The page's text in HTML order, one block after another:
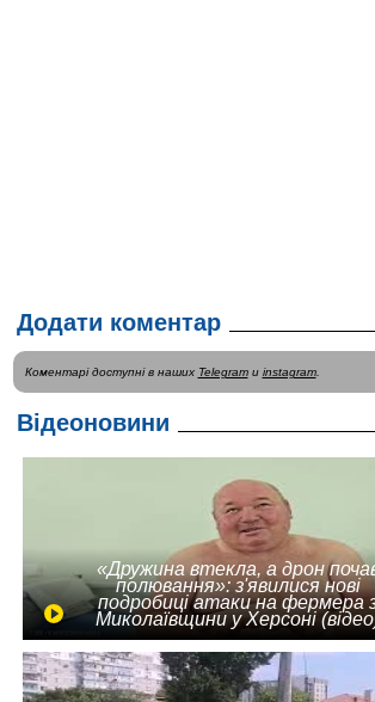
Додати коментар
Коментарі доступні в наших Telegramи instagram.
Відеоновини
«Дружина втекла, а дрон
полювання»: з'явилися нові
подробиці атаки на фермера
Миколаївщини у Херсоні